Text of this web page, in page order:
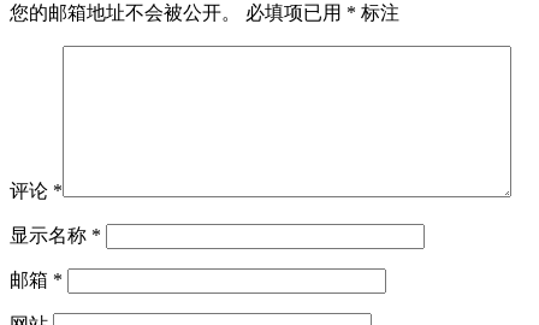
您的邮箱地址不会被公开。 必填项已用 * 标注
评论 *
显示名称 *
邮箱 *